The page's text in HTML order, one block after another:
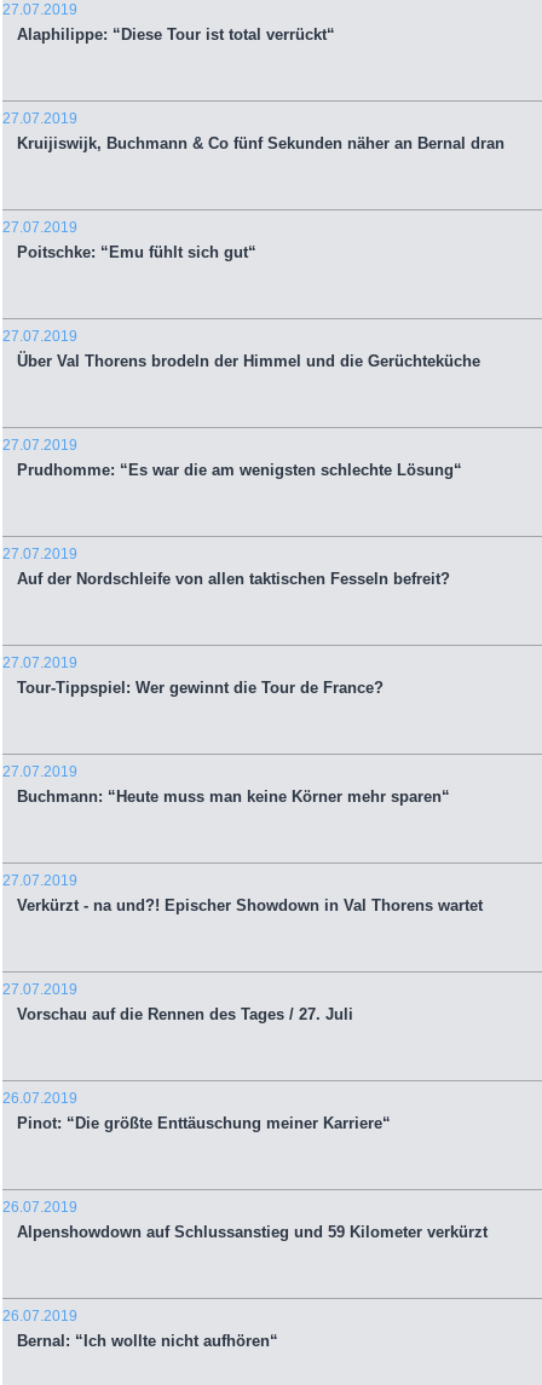
27.07.2019
Alaphilippe: “Diese Tour ist total verrückt“
27.07.2019
Kruijiswijk, Buchmann & Co fünf Sekunden näher an Bernal dran
27.07.2019
Poitschke: “Emu fühlt sich gut“
27.07.2019
Über Val Thorens brodeln der Himmel und die Gerüchteküche
27.07.2019
Prudhomme: “Es war die am wenigsten schlechte Lösung“
27.07.2019
Auf der Nordschleife von allen taktischen Fesseln befreit?
27.07.2019
Tour-Tippspiel: Wer gewinnt die Tour de France?
27.07.2019
Buchmann: “Heute muss man keine Körner mehr sparen“
27.07.2019
Verkürzt - na und?! Epischer Showdown in Val Thorens wartet
27.07.2019
Vorschau auf die Rennen des Tages / 27. Juli
26.07.2019
Pinot: “Die größte Enttäuschung meiner Karriere“
26.07.2019
Alpenshowdown auf Schlussanstieg und 59 Kilometer verkürzt
26.07.2019
Bernal: “Ich wollte nicht aufhören“